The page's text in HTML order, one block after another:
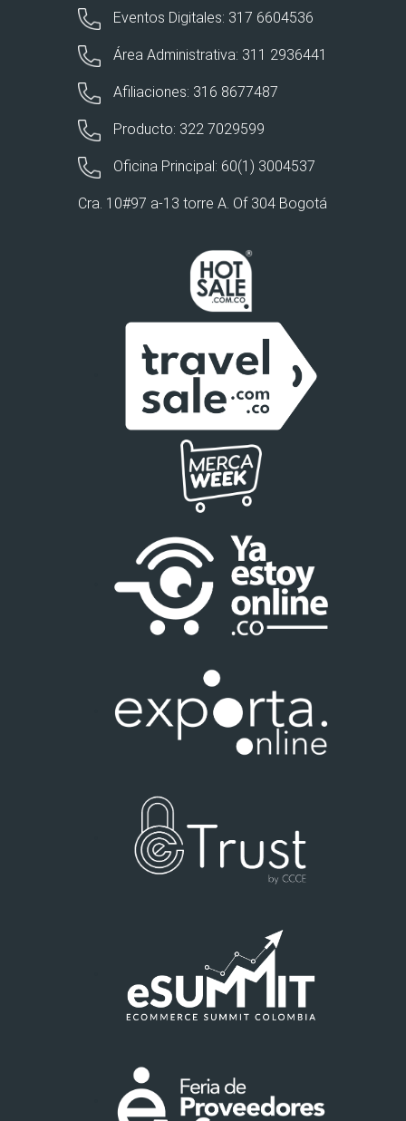
Eventos Digitales: 317 6604536
Área Administrativa: 311 2936441
Afiliaciones: 316 8677487
Producto: 322 7029599
Oficina Principal: 60(1) 3004537
Cra. 10#97 a-13 torre A. Of 304 Bogotá